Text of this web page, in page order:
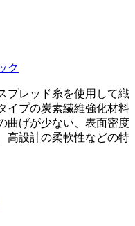
ク
プレッド糸を使用して織
イプの炭素繊維強化材料
曲げが少ない、表面密度
高設計の柔軟性などの特